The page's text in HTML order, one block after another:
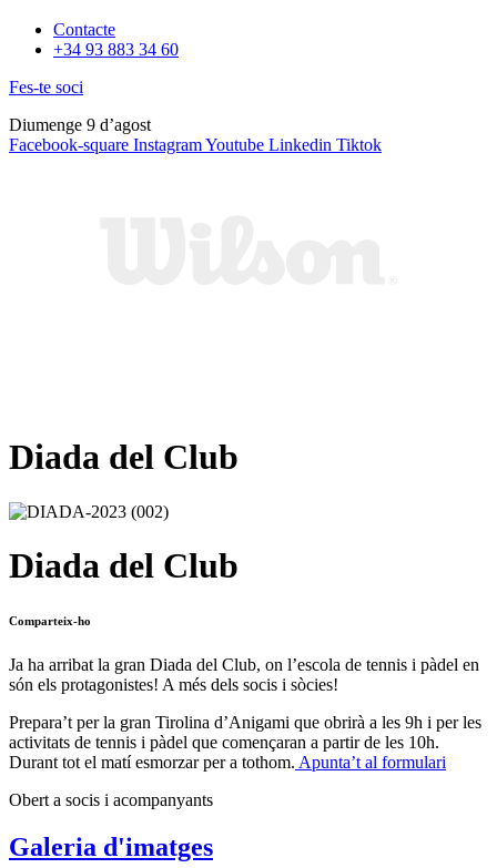
Contacte
+34 93 883 34 60
Fes-te soci
Diumenge 9 d’agost
Facebook-square InstagramYoutube Linkedin Tiktok
Diada del Club
Diada del Club
Comparteix-ho
Ja ha arribat la gran Diada del Club, on l’escola de tennis i pàdel en
són els protagonistes! A més dels socis i sòcies!
Prepara’t per la gran Tirolina d’Anigami que obrirà a les 9h i per les
activitats de tennis i pàdel que començaran a partir de les 10h.
Durant tot el matí esmorzar per a tothom. Apunta’t al formulari
Obert a socis i acompanyants
Galeria d'imatges